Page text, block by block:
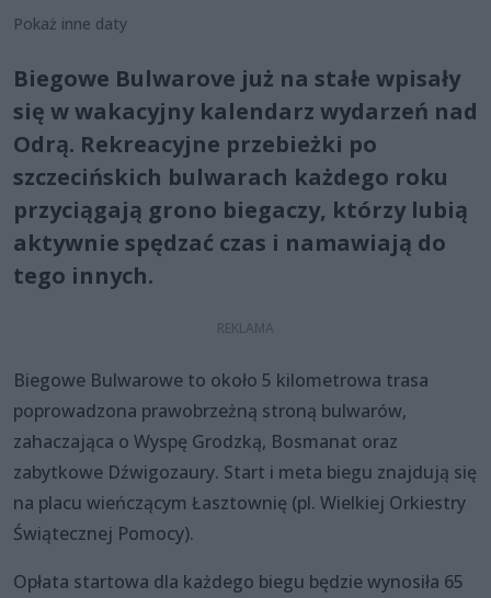
Pokaż inne daty
Biegowe Bulwarove już na stałe wpisały
się w wakacyjny kalendarz wydarzeń nad
Odrą. Rekreacyjne przebieżki po
szczecińskich bulwarach każdego roku
przyciągają grono biegaczy, którzy lubią
aktywnie spędzać czas i namawiają do
tego innych.
Biegowe Bulwarowe to około 5 kilometrowa trasa
poprowadzona prawobrzeżną stroną bulwarów,
zahaczająca o Wyspę Grodzką, Bosmanat oraz
zabytkowe Dźwigozaury. Start i meta biegu znajdują się
na placu wieńczącym Łasztownię (pl. Wielkiej Orkiestry
Świątecznej Pomocy).
Opłata startowa dla każdego biegu będzie wynosiła 65